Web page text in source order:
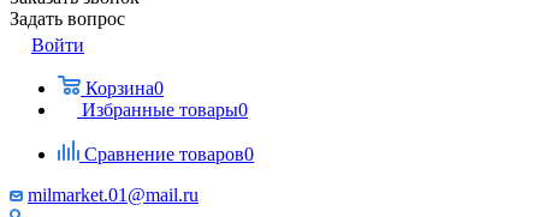
Задать вопрос
Войти
Корзина0
Избранные товары0
Сравнение товаров0
milmarket.01@mail.ru